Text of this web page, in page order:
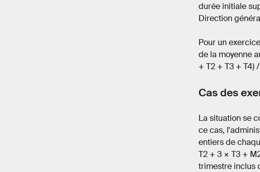
durée initiale
Direction
Pour un
de la moyenne
+ T2 + T3 + T4)
Cas des
La situation se
ce cas,
entiers de
T2 + 3 × T3 +
trimestre inclus